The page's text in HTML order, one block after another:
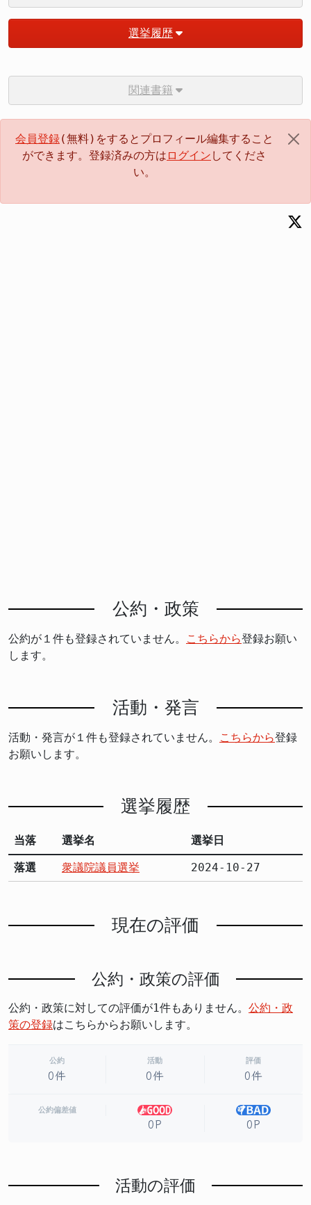
選挙履歴
関連書籍
会員登録(無料)をするとプロフィール編集すること
ができます。登録済みの方は ログイン してくださ
い。
公約・政策
公約が１件も登録されていません。 こちらから登録お願い
します。
活動・発言
活動・発言が１件も登録されていません。 こちらから登録
お願いします。
選挙履歴
当落 選挙名 選挙日
落選 衆議院議員選挙 2024-10-27
現在の評価
公約・政策の評価
公約・政策に対しての評価が1件もありません。 公約・政
策の登録はこちらからお願いします。
公約
0件
活動
0件
評価
0件
公約偏差値
0P 0P
活動の評価